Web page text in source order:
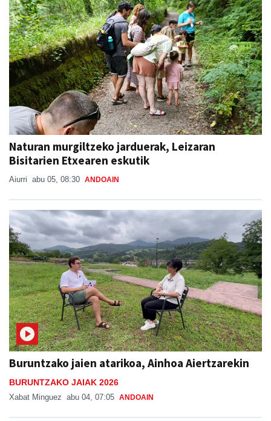
Naturan murgiltzeko jarduerak, Leizaran
Bisitarien Etxearen eskutik
Aiurri abu 05, 08:30 ANDOAIN
Buruntzako jaien atarikoa, Ainhoa Aiertzarekin
BURUNTZAKO JAIAK 2026
Xabat Minguez abu 04, 07:05 ANDOAIN